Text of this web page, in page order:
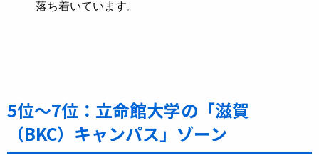
落ち着いています。
5位〜7位：立命館大学の「滋賀
（BKC）キャンパス」ゾーン